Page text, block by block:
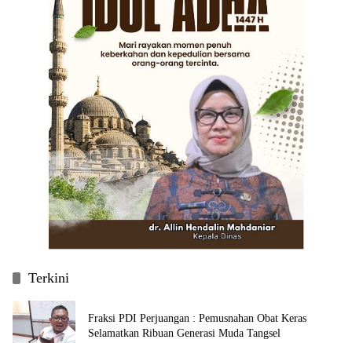
Terkini
Fraksi PDI Perjuangan : Pemusnahan Obat Keras
Selamatkan Ribuan Generasi Muda Tangsel